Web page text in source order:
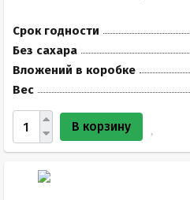
Срок годности
Без сахара
Вложений в коробке
Вес
В корзину